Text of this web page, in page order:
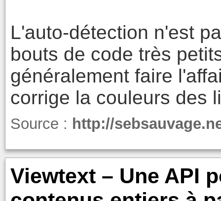
L'auto-détection n'est
bouts de code très
généralement faire
corrige la couleurs des
Source : http://
Viewtext – Une API